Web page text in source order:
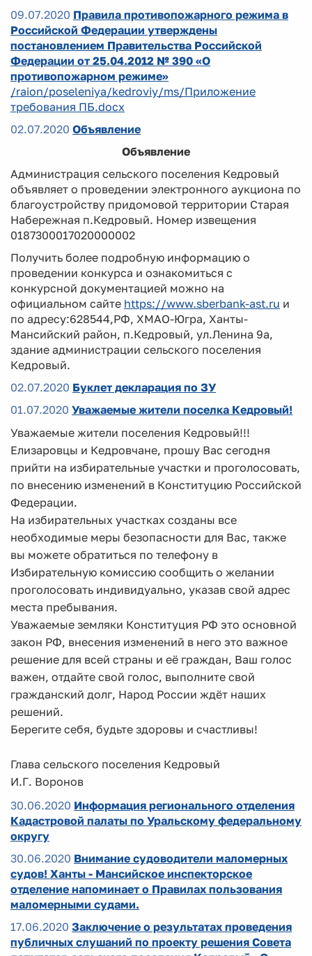
09.07.2020 Правила противопожарного режима в
Российской Федерации утверждены
постановлением Правительства Российской
Федерации от 25.04.2012 № 390 «О
противопожарном режиме»
/raion/poseleniya/kedroviy/ms/Приложение
требования ПБ.docx
02.07.2020 Объявление
Объявление
Администрация сельского поселения Кедровый
объявляет о проведении электронного аукциона по
благоустройству придомовой территории Старая
Набережная п.Кедровый. Номер извещения
0187300017020000002
Получить более подробную информацию о
проведении конкурса и ознакомиться с
конкурсной документацией можно на
официальном сайте https://www.sberbank-ast.ru и
по адресу:628544,РФ, ХМАО-Югра, Ханты-
Мансийский район, п.Кедровый, ул.Ленина 9а,
здание администрации сельского поселения
Кедровый.
02.07.2020 Буклет декларация по ЗУ
01.07.2020 Уважаемые жители поселка Кедровый!
Уважаемые жители поселения Кедровый!!!
Елизаровцы и Кедровчане, прошу Вас сегодня
прийти на избирательные участки и проголосовать,
по внесению изменений в Конституцию Российской
Федерации.
На избирательных участках созданы все
необходимые меры безопасности для Вас, также
вы можете обратиться по телефону в
Избирательную комиссию сообщить о желании
проголосовать индивидуально, указав свой адрес
места пребывания.
Уважаемые земляки Конституция РФ это основной
закон РФ, внесения изменений в него это важное
решение для всей страны и её граждан, Ваш голос
важен, отдайте свой голос, выполните свой
гражданский долг, Народ России ждёт наших
решений.
Берегите себя, будьте здоровы и счастливы!
Глава сельского поселения Кедровый
И.Г. Воронов
30.06.2020 Информация регионального отделения
Кадастровой палаты по Уральскому федеральному
округу
30.06.2020 Внимание судоводители маломерных
судов! Ханты - Мансийское инспекторское
отделение напоминает о Правилах пользования
маломерными судами.
17.06.2020 Заключение о результатах проведения
публичных слушаний по проекту решения Совета